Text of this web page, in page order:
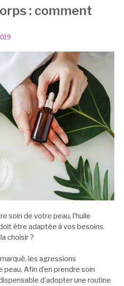
: comment
soin de votre peau, l’huile
être adaptée à vos besoins.
choisir ?
les agressions
Afin d’en prendre soin
d’adopter une routine